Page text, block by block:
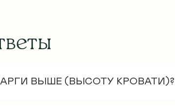
ВЫШЕ (ВЫСОТУ КРОВАТИ)?